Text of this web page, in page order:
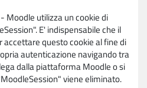
Moodle utilizza un cookie di
E' indispensabile che il
questo cookie al fine di
autenticazione navigando tra
dalla piattaforma Moodle o si
viene eliminato.